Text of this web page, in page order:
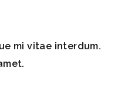
mi vitae interdum.